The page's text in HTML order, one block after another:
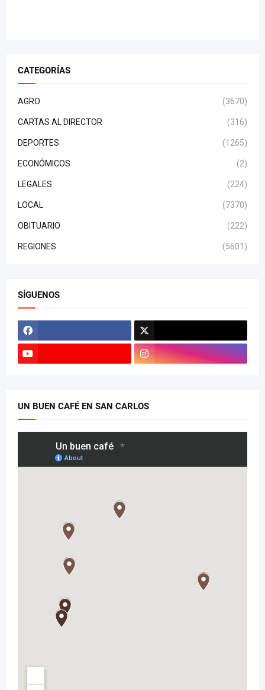
CATEGORÍAS
AGRO (3670)
CARTAS AL DIRECTOR (316)
DEPORTES (1265)
ECONÓMICOS (2)
LEGALES (224)
LOCAL (7370)
OBITUARIO (222)
REGIONES (5601)
SÍGUENOS
UN BUEN CAFÉ EN SAN CARLOS